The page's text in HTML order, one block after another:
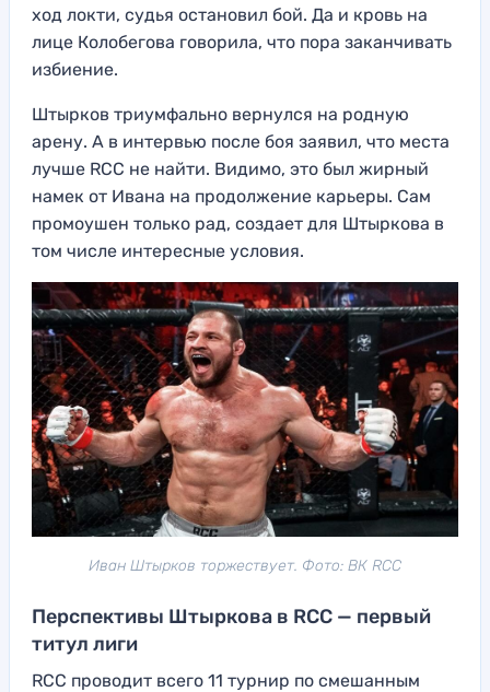
ход локти, судья остановил бой. Да и кровь на
лице Колобегова говорила, что пора заканчивать
избиение.
Штырков триумфально вернулся на родную
арену. А в интервью после боя заявил, что места
лучше RCC не найти. Видимо, это был жирный
намек от Ивана на продолжение карьеры. Сам
промоушен только рад, создает для Штыркова в
том числе интересные условия.
Иван Штырков торжествует. Фото: ВК RCC
Перспективы Штыркова в RCC — первый
титул лиги
RCC проводит всего 11 турнир по смешанным